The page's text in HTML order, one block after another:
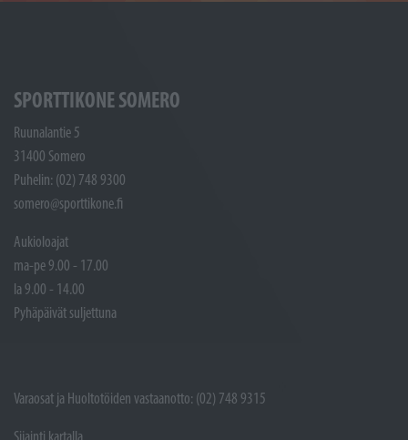
SPORTTIKONE SOMERO
Ruunalantie 5
31400 Somero
Puhelin: (02) 748 9300
somero@sporttikone.fi
Aukioloajat
ma-pe 9.00 - 17.00
la 9.00 - 14.00
Pyhäpäivät suljettuna
Varaosat ja Huoltotöiden vastaanotto: (02) 748 9315
Sijainti kartalla